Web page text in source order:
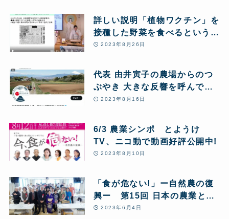
詳しい説明「植物ワクチン」を
接種した野菜を食べるというこ
とについて
2023年8月26日
代表 由井寅子の農場からのつ
ぶやき 大きな反響を呼んでい
ます 一部紹介
2023年8月16日
6/3 農業シンポ とようけ
TV、ニコ動で動画好評公開中!
2023年8月10日
「食が危ない!」ー自然農の復
興ー 第15回 日本の農業と食
を考えるシンポジウム 大きな
2023年6月4日